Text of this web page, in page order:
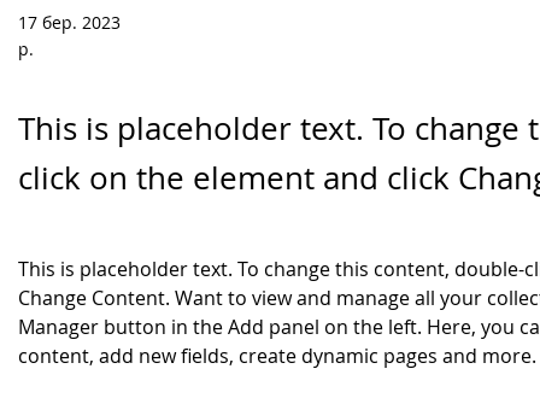
17 бер. 2023
р.
This is placeholder text. To
click on the element and click
This is placeholder text. To change this content, double-
Change Content. Want to view and manage all your
Manager button in the Add panel on the left. Here, you
content, add new fields, create dynamic pages and more.